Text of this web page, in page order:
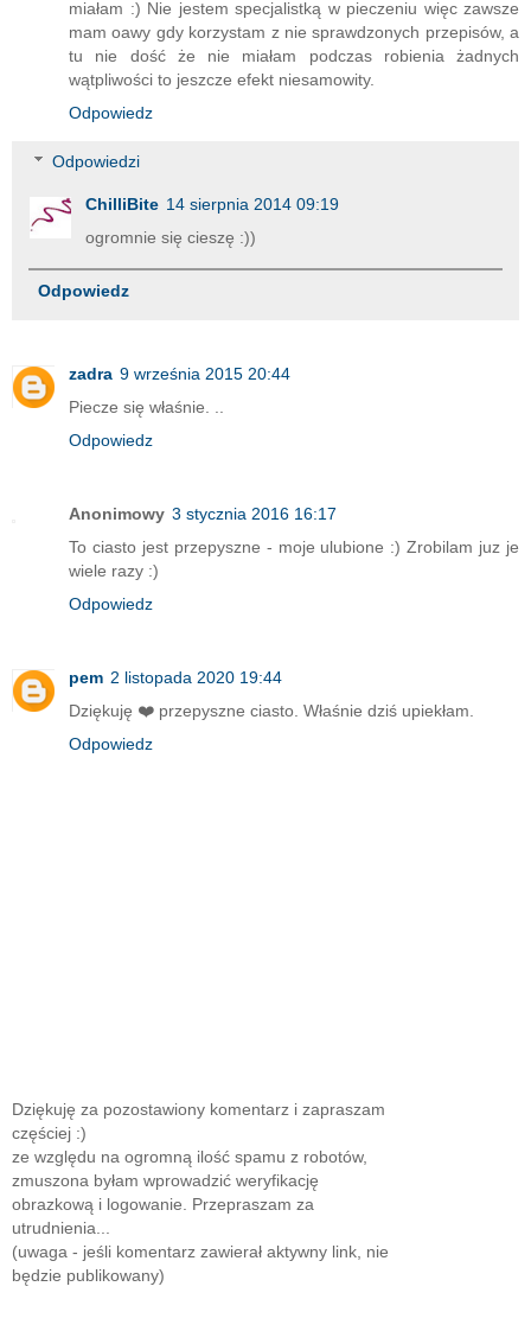
miałam :) Nie jestem specjalistką w pieczeniu więc zawsze
mam oawy gdy korzystam z nie sprawdzonych przepisów, a
tu nie dość że nie miałam podczas robienia żadnych
wątpliwości to jeszcze efekt niesamowity.
Odpowiedz
Odpowiedzi
ChilliBite 14 sierpnia 2014 09:19
ogromnie się cieszę :))
Odpowiedz
zadra 9 września 2015 20:44
Piecze się właśnie. ..
Odpowiedz
Anonimowy 3 stycznia 2016 16:17
To ciasto jest przepyszne - moje ulubione :) Zrobilam juz je
wiele razy :)
Odpowiedz
pem 2 listopada 2020 19:44
Dziękuję ❤️ przepyszne ciasto. Właśnie dziś upiekłam.
Odpowiedz
Dziękuję za pozostawiony komentarz i zapraszam
częściej :)
ze względu na ogromną ilość spamu z robotów,
zmuszona byłam wprowadzić weryfikację
obrazkową i logowanie. Przepraszam za
utrudnienia...
(uwaga - jeśli komentarz zawierał aktywny link, nie
będzie publikowany)